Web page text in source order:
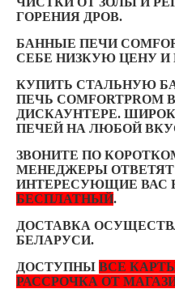
ГОРЕНИЯ ДРОВ.
БАННЫЕ ПЕЧИ
СЕБЕ НИЗКУЮ ЦЕНУ
КУПИТЬ СТАЛЬНУЮ
ПЕЧЬ
ДИСКАУНТЕРЕ.
ПЕЧЕЙ НА ЛЮБОЙ
ЗВОНИТЕ ПО
МЕНЕДЖЕРЫ
ИНТЕРЕСУЮЩИЕ ВАС
БЕСПЛАТНЫЙ.
ДОСТАВКА
БЕЛАРУСИ.
ДОСТУПНЫ ВСЕ
РАССРОЧКА ОТ